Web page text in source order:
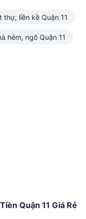
thự, liền kề Quận 11
hẻm, ngõ Quận 11
Quận 11 Giá Rẻ